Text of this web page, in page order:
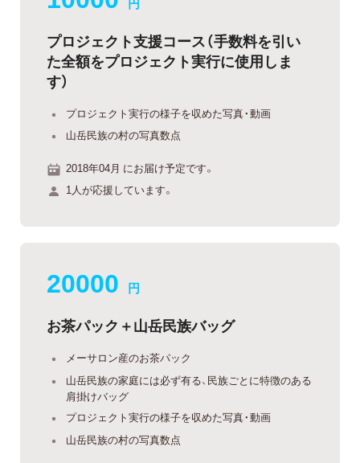
プロジェクト支援コース（手数料を引い
た全額をプロジェクト実行に使用しま
す）
プロジェクト実行の様子を収めた写真・動画
山岳民族の村の写真数点
2018年04月 にお届け予定です。
1人が応援しています。
20000 円
お茶パック＋山岳民族バッグ
メーサロン産のお茶パック
山岳民族の家庭には必ず有る、民族ごとに特徴のある
肩掛けバッグ
プロジェクト実行の様子を収めた写真・動画
山岳民族の村の写真数点